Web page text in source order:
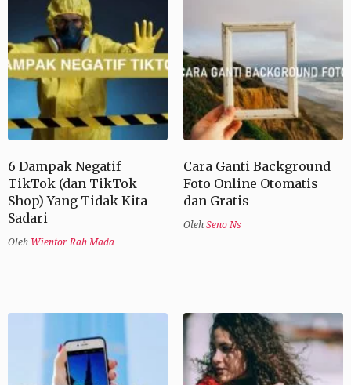
6 Dampak Negatif
TikTok (dan TikTok
Shop) Yang Tidak Kita
Sadari
Oleh Wientor Rah Mada
Cara Ganti Background
Foto Online Otomatis
dan Gratis
Oleh Seno Ns